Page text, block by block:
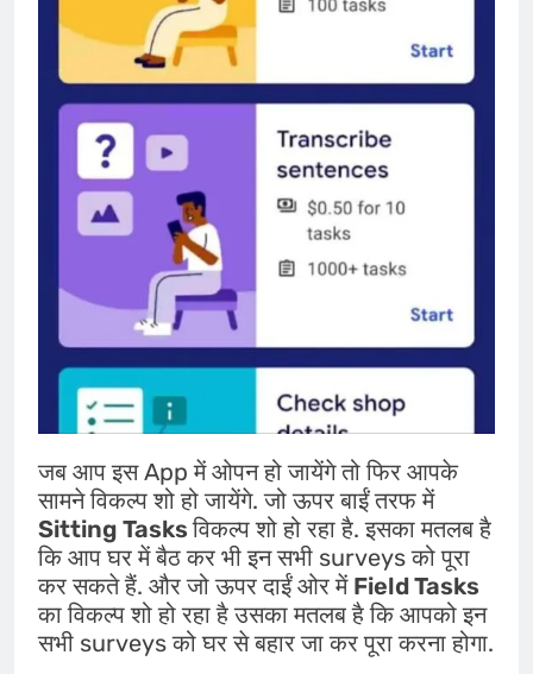
जब आप इस App में ओपन हो जायेंगे तो फिर आपके
सामने विकल्प शो हो जायेंगे. जो ऊपर बाईं तरफ में
Sitting Tasksविकल्प शो हो रहा है. इसका मतलब है
कि आप घर में बैठ कर भी इन सभी surveys को पूरा
कर सकते हैं. और जो ऊपर दाईं ओर में Field Tasks
का विकल्प शो हो रहा है उसका मतलब है कि आपको इन
सभी surveys को घर से बहार जा कर पूरा करना होगा.